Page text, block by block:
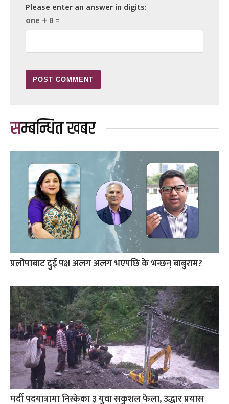
Please enter an answer in digits:
one + 8 =
सम्बन्धित खबर
प्रलोपाबाट दुई पक्ष अलग अलग भएपछि के भन्छन् बाबुराम?
मर्दी पदयात्रामा निस्केका ३ युवा सकुशल फेला, उद्धार प्रयास